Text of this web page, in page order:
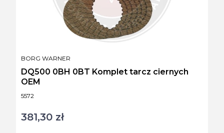
Kod produktu
5572
DQ500 0BH 0BT Komplet tarcz ciernych
OEM
PRODUCENT
BORG WARNER
Cena
381,30 zł